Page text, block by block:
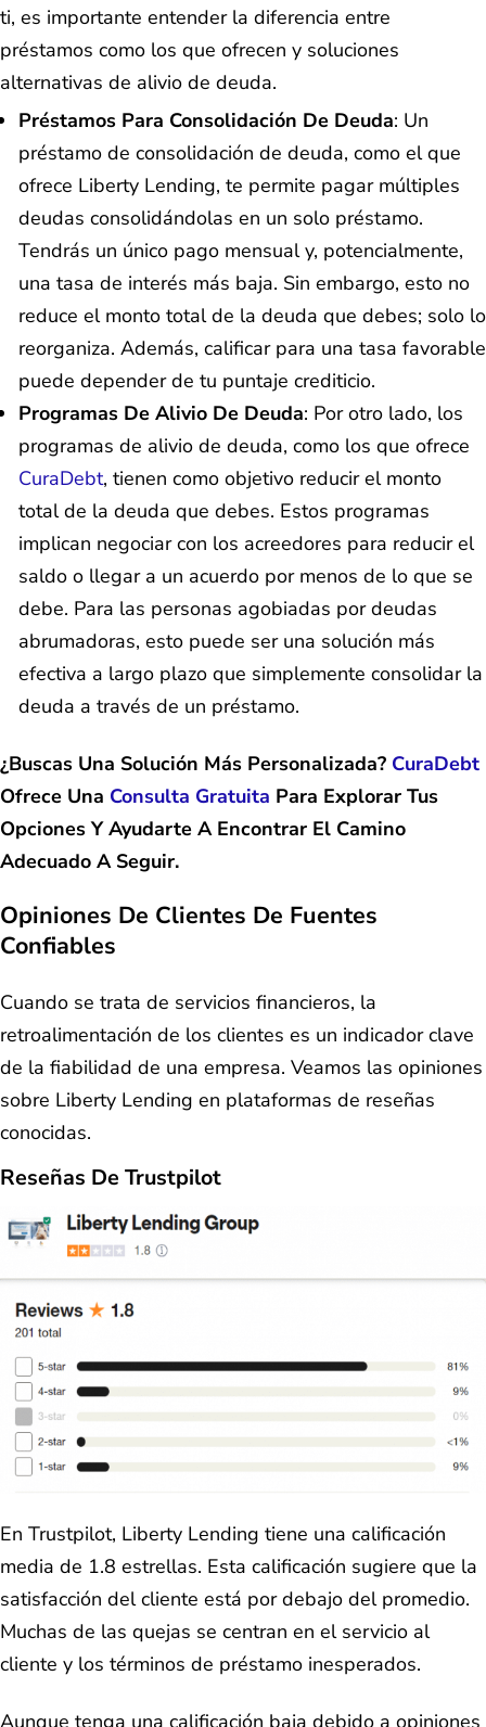
ti, es importante entender la diferencia entre
préstamos como los que ofrecen y soluciones
alternativas de alivio de deuda.
Préstamos Para Consolidación De Deuda: Un
préstamo de consolidación de deuda, como el que
ofrece Liberty Lending, te permite pagar múltiples
deudas consolidándolas en un solo préstamo.
Tendrás un único pago mensual y, potencialmente,
una tasa de interés más baja. Sin embargo, esto no
reduce el monto total de la deuda que debes; solo lo
reorganiza. Además, calificar para una tasa favorable
puede depender de tu puntaje crediticio.
Programas De Alivio De Deuda: Por otro lado, los
programas de alivio de deuda, como los que ofrece
CuraDebt, tienen como objetivo reducir el monto
total de la deuda que debes. Estos programas
implican negociar con los acreedores para reducir el
saldo o llegar a un acuerdo por menos de lo que se
debe. Para las personas agobiadas por deudas
abrumadoras, esto puede ser una solución más
efectiva a largo plazo que simplemente consolidar la
deuda a través de un préstamo.
¿Buscas Una Solución Más Personalizada? CuraDebt
Ofrece Una Consulta Gratuita Para Explorar Tus
Opciones Y Ayudarte A Encontrar El Camino
Adecuado A Seguir.
Opiniones De Clientes De Fuentes
Confiables
Cuando se trata de servicios financieros, la
retroalimentación de los clientes es un indicador clave
de la fiabilidad de una empresa. Veamos las opiniones
sobre Liberty Lending en plataformas de reseñas
conocidas.
Reseñas De Trustpilot
En Trustpilot, Liberty Lending tiene una calificación
media de 1.8 estrellas. Esta calificación sugiere que la
satisfacción del cliente está por debajo del promedio.
Muchas de las quejas se centran en el servicio al
cliente y los términos de préstamo inesperados.
Aunque tenga una calificación baja debido a opiniones